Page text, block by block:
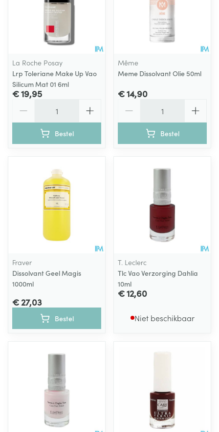
La Roche Posay
Lrp Toleriane Make Up Vao
Silicum Mat 01 6ml
€ 19,95
Bestel
Même
Meme Dissolvant Olie 50ml
€ 14,90
Bestel
Fraver
Dissolvant Geel Magis
1000ml
€ 27,03
Bestel
T. Leclerc
Tlc Vao Verzorging Dahlia
10ml
€ 12,60
Niet beschikbaar